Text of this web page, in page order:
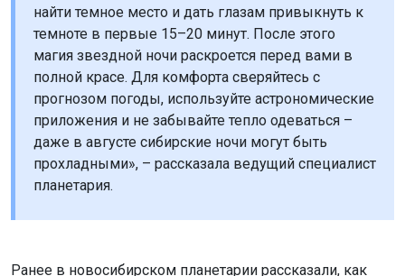
найти темное место и дать глазам привыкнуть к
темноте в первые 15–20 минут. После этого
магия звездной ночи раскроется перед вами в
полной красе. Для комфорта сверяйтесь с
прогнозом погоды, используйте астрономические
приложения и не забывайте тепло одеваться –
даже в августе сибирские ночи могут быть
прохладными», – рассказала ведущий специалист
планетария.
Ранее в новосибирском планетарии рассказали, как